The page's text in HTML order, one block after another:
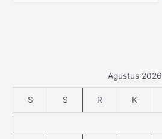
Agustus 2026
S S R K